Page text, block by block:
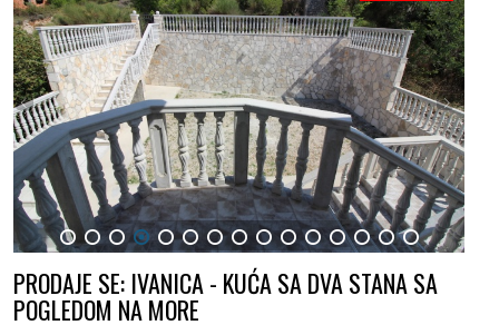
1 2 3 4 5 6 7 8 9 10 11 12 13 14 15
PRODAJE SE: IVANICA - KUĆA SA DVA STANA SA
POGLEDOM NA MORE